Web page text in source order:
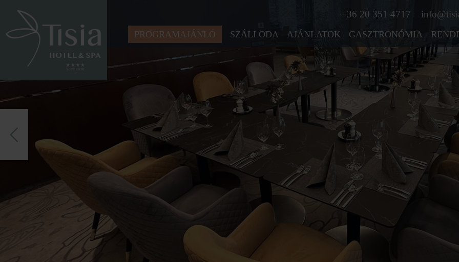
+36 20 351 4717
PROGRAMAJÁNLÓ SZÁLLODA AJÁNLATOK GASZTRONÓMIA